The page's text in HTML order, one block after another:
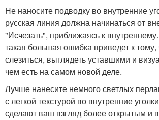
Не наносите подводку во внутренние
русская линия должна начинаться от
"Исчезать", приближаясь к
такая большая ошибка приведет к тому,
слезиться, выглядеть уставшими и
чем есть на самом новой деле.
Лучше нанесите немного светлых
с легкой текстурой во внутренние
сделают ваш взгляд более открытым и